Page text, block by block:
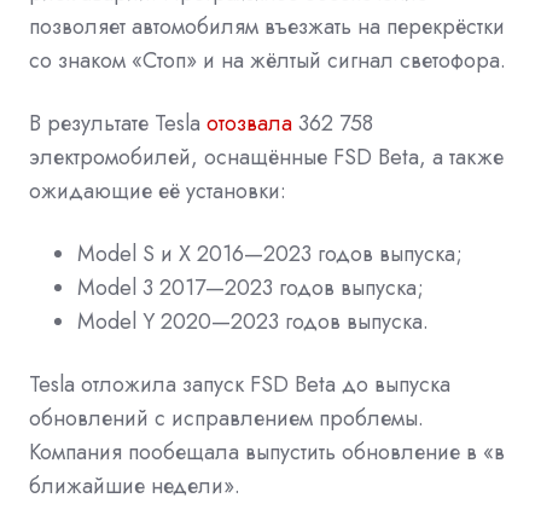
позволяет автомобилям въезжать на перекрёстки
со знаком «Стоп» и на жёлтый сигнал светофора.
В результате Tesla отозвала362 758
электромобилей, оснащённые FSD Beta, а также
ожидающие её установки:
Model S и X 2016—2023 годов выпуска;
Model 3 2017—2023 годов выпуска;
Model Y 2020—2023 годов выпуска.
Tesla отложила запуск FSD Beta до выпуска
обновлений с исправлением проблемы.
Компания пообещала выпустить обновление в «в
ближайшие недели».